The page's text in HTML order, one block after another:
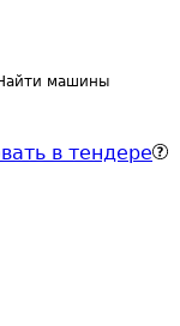
машины
в тендере